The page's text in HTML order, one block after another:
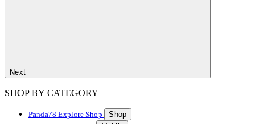
Next
SHOP BY CATEGORY
Panda78 Explore Shop
Shop